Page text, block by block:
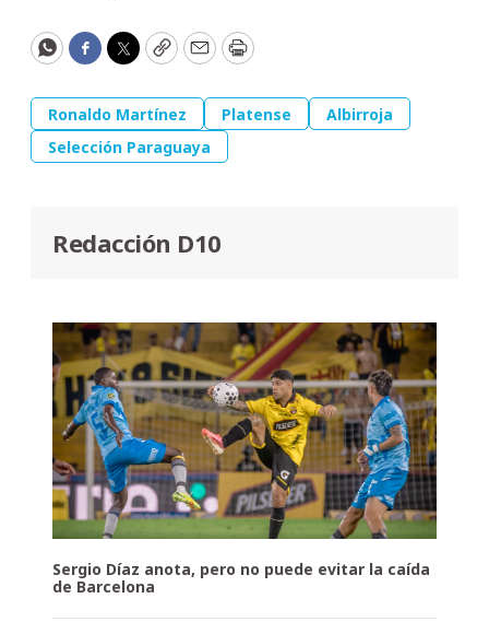
WhatsApp
Facebook
Twitter
CopyEmailPrint
Ronaldo Martínez Platense
Albirroja
Selección Paraguaya
Redacción D10
Sergio Díaz anota, pero no puede evitar la caída
de Barcelona